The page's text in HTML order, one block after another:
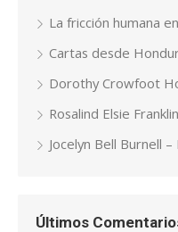
La fricción humana
Cartas desde
Dorothy Crowfoot
Rosalind Elsie
Jocelyn Bell Burnell
Últimos